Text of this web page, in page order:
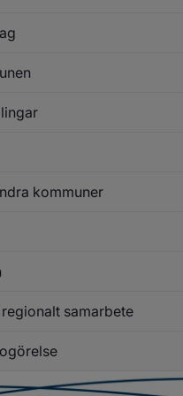
kommuner
samarbete